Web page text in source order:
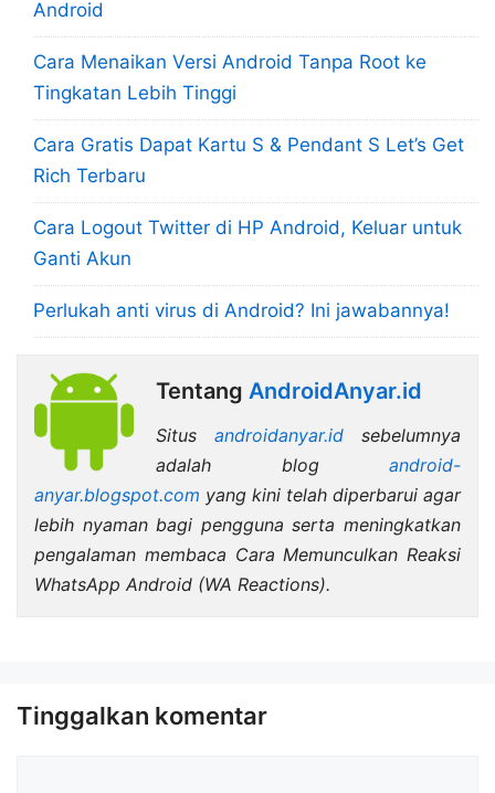
Android
Cara Menaikan Versi Android Tanpa Root ke
Tingkatan Lebih Tinggi
Cara Gratis Dapat Kartu S & Pendant S Let’s Get
Rich Terbaru
Cara Logout Twitter di HP Android, Keluar untuk
Ganti Akun
Perlukah anti virus di Android? Ini jawabannya!
Tentang AndroidAnyar.id
Situs androidanyar.id sebelumnya
adalah blog android-
anyar.blogspot.com yang kini telah diperbarui agar
lebih nyaman bagi pengguna serta meningkatkan
pengalaman membaca Cara Memunculkan Reaksi
WhatsApp Android (WA Reactions).
Tinggalkan komentar